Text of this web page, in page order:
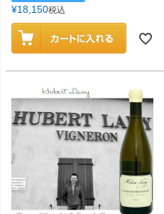
¥18,150税込